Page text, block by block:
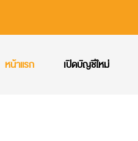
หน้าแรก เปิดบัญชีใหม่